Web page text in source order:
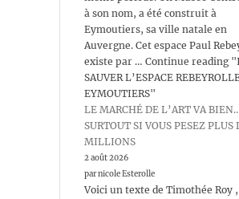
à son nom, a été construit à
Eymoutiers, sa ville natale en
Auvergne. Cet espace Paul
existe par … Continue reading
SAUVER L’ESPACE
EYMOUTIERS"
LE MARCHÉ DE L’ART VA
SURTOUT SI VOUS PESEZ PLUS
MILLIONS
2 août 2026
par nicole Esterolle
Voici un texte de Timothée Roy